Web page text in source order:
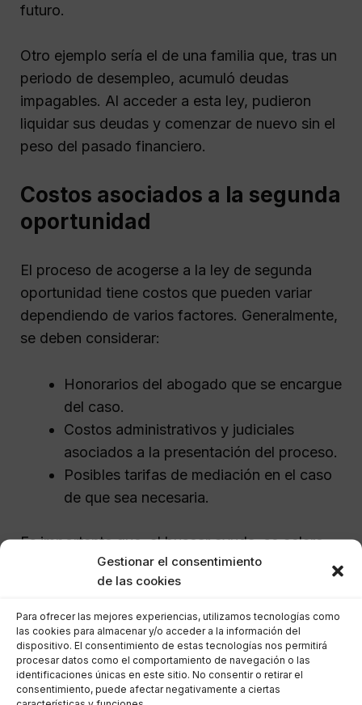
Gestionar el consentimiento
de las cookies
Para ofrecer las mejores experiencias, utilizamos tecnologías como
las cookies para almacenar y/o acceder a la información del
dispositivo. El consentimiento de estas tecnologías nos permitirá
procesar datos como el comportamiento de navegación o las
identificaciones únicas en este sitio. No consentir o retirar el
consentimiento, puede afectar negativamente a ciertas
futuro.
Otro ejemplo sería el de una familia que, tras un
periodo de desempleo, acumuló deudas
impagables. Al acceder a esta ley, pudieron
liquidar sus deudas y comenzar de nuevo sin el
peso del pasado financiero.
Costos asociados a la segunda
oportunidad
El proceso de acogerse a la ley de segunda
oportunidad tiene costos que pueden variar
dependiendo de varios factores. Generalmente,
se deben considerar:
Honorarios del abogado que se encargue
del caso.
Costos administrativos y judiciales
asociados a la presentación del proceso.
Posibles tarifas de mediación en el caso
de que sea necesaria.
Es importante que, al buscar ayuda, se aclare
desde el principio cuál será el costo total del
proceso, para evitar sorpresas desagradables.
Los abogados especializados en Pinós
(el)/Pinoso suelen ofrecer un presupuesto inicial
que permite a los clientes entender las
implicaciones financieras antes de proceder.